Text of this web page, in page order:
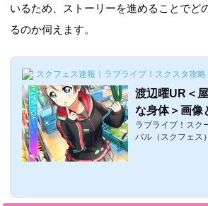
いるため、ストーリーを進めることでど
るのか伺えます。
スクフェス速報｜ラブライブ！スクスタ攻略
渡辺曜UR＜
な身体＞画像
ブライブ！ス
ラブライブ！スク
バル（スクフェス
す。渡辺曜UR＜